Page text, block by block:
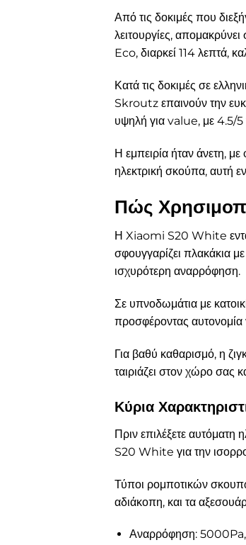
Από τις δοκιμές που
λειτουργίες,
Eco, διαρκεί 114 λεπτά,
Κατά τις δοκιμές σε
Skroutz επαινούν την
υψηλή για value, με 4.5/5
Η εμπειρία ήταν άνετη,
ηλεκτρική σκούπα, αυτή
Πώς
Η Xiaomi S20 White
σφουγγαρίζει πλακάκια
ισχυρότερη αναρρόφηση.
Σε υπνοδωμάτια με
προσφέροντας αυτονομία
Για βαθύ καθαρισμό, η
ταιριάζει στον χώρο σας
Κύρια
Πριν επιλέξετε
S20 White για την
Τύποι ρομποτικών
αδιάκοπη, και τα
Αναρρόφηση: 5000Pa,